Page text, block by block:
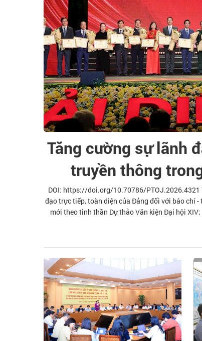
Tăng cường sự lãnh
truyền thông
DOI: https://doi.org/10.70786/PTOJ.2026.4321
đạo trực tiếp, toàn diện của Đảng đối với báo chí
mới theo tinh thần Dự thảo Văn kiện Đại hội